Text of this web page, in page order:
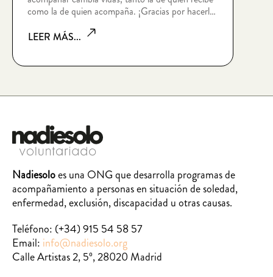
como la de quien acompaña. ¡Gracias por hacerlo
LEER MÁS...
Nadiesoloes una ONG que desarrolla programas de
acompañamiento a personas en situación de soledad,
enfermedad, exclusión, discapacidad u otras causas.
Teléfono: (+34) 915 54 58 57
Email: info@nadiesolo.org
Calle Artistas 2, 5º, 28020 Madrid